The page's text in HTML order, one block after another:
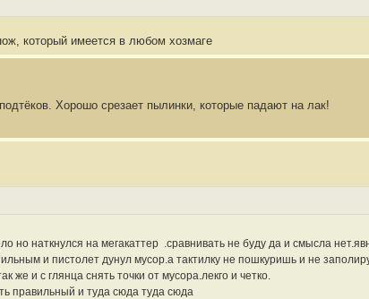
который имеется в любом хозмаге
Хорошо срезает пылинки, которые падают на лак!
но наткнулся на мегакаттер
.сравнивать не буду да и смысла
и пистолет дунул мусор.а тактилку не пошкуришь и не
же и с глянца снять точки от мусора.лекго и четко.
правильный и туда сюда туда сюда